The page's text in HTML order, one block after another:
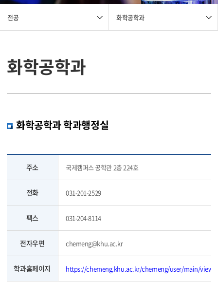
전공 화학공학과
화학공학과
화학공학과 학과행정실
주소 국제캠퍼스 공학관 2층 224호
전화 031-201-2529
팩스 031-204-8114
전자우편 chemeng@khu.ac.kr
학과홈페이지 https://chemeng.khu.ac.kr/chemeng/user/main/